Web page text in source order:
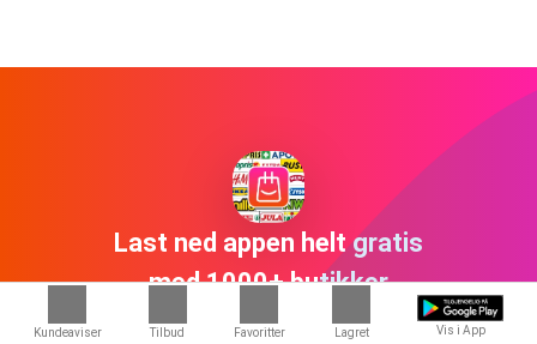
Kundeaviser Tilbud Favoritter Lagret Vis i App
Last ned appen helt gratis
med 1000+ butikker